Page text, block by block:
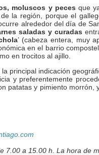
moluscos y peces que
de la región, porque el
alrededor del día de
saladas y curadas
’ (cabeza entera, muy
en el barrio
en trocitos al ajillo.
principal indicación
y preferentemente
patatas y pimiento morrón,
7.00 a 15.00 h. La hora de